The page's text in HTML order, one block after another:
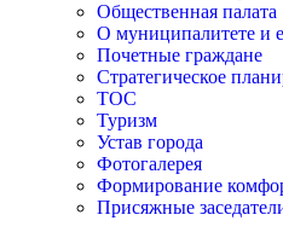
Общественная палата
О муниципалитете и
Почетные граждане
Стратегическое
ТОС
Туризм
Устав города
Фотогалерея
Формирование
Присяжные